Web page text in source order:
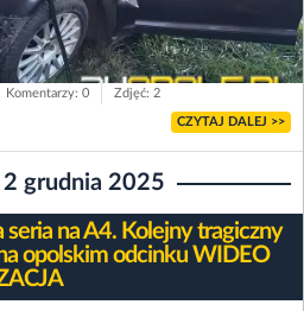
Komentarzy: 0 Zdjęć: 2
CZYTAJ DALEJ >>
grudnia 2025
seria na A4. Kolejny tragiczny
opolskim odcinku WIDEO